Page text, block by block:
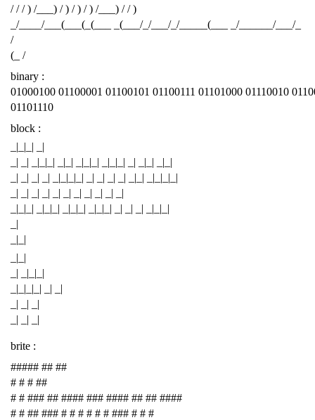
/ / / ) /___) / ) / ) / ) /___) / / )
_/____/___(___(_(___ _(___/_/___/_/_____(___ _/______/___/_
/
(_ /
binary :
01000100 01100001 01100101 01100111 01101000 01110010
01101110
block :
_|_|_| _|
_| _| _|_|_| _|_| _|_|_| _|_|_| _| _|_| _|_|
_| _| _| _| _|_|_|_| _| _| _| _| _|_| _|_|_|_|
_| _| _| _| _| _| _| _| _| _| _|
_|_|_| _|_|_| _|_|_| _|_|_| _| _| _| _|_|_|
_|
_|_|
_|_|
_| _|_|_|
_|_|_|_| _| _|
_| _| _|
_| _| _|
brite :
##### ## ##
# # # ##
# # ### ## #### ### #### ## ## ####
# # ## ### # # # # # # ### # # #